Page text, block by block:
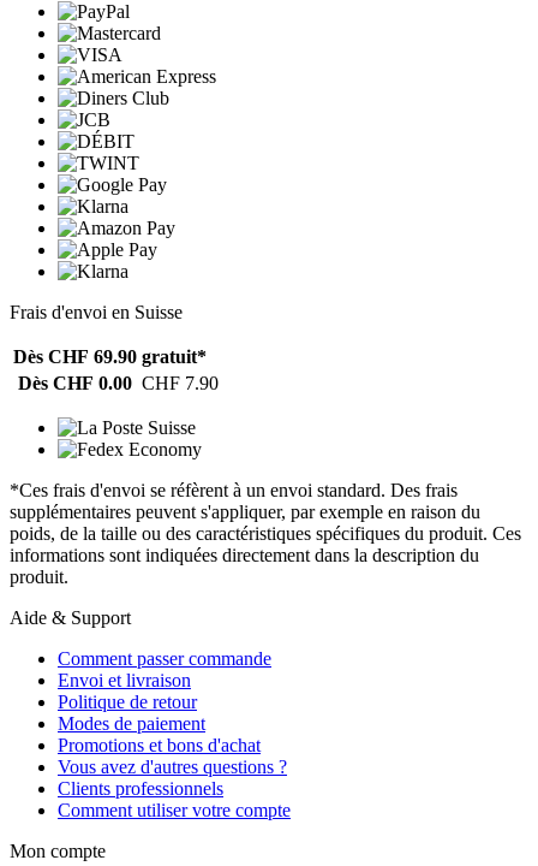
Frais d'envoi en Suisse
Dès CHF 69.90 gratuit*
Dès CHF 0.00 CHF 7.90
*Ces frais d'envoi se réfèrent à un envoi standard. Des frais
supplémentaires peuvent s'appliquer, par exemple en raison du
poids, de la taille ou des caractéristiques spécifiques du produit. Ces
informations sont indiquées directement dans la description du
produit.
Aide & Support
Comment passer commande
Envoi et livraison
Politique de retour
Modes de paiement
Promotions et bons d'achat
Vous avez d'autres questions ?
Clients professionnels
Comment utiliser votre compte
Mon compte